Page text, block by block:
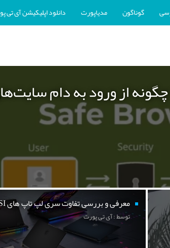
گوناگون مدیاپورت دانلود اپلیکیشن آی تی
از ورود به دام
معرفی و بررسی تفاوت سری لپ تاپ های MSI
توسط : آی تی پورت